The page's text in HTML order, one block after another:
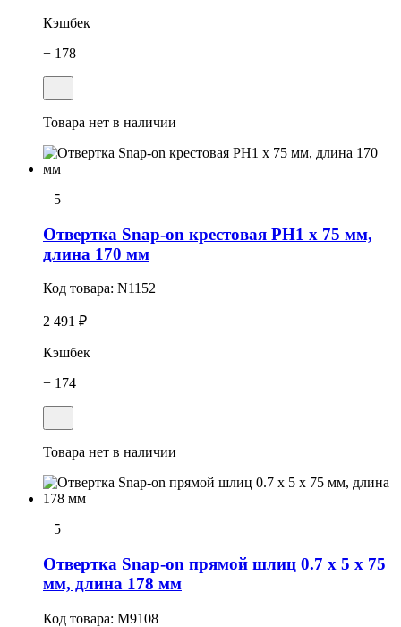
Кэшбек
+ 178
Товара нет в наличии
5
Отвертка Snap-on крестовая РН1 x 75 мм,
длина 170 мм
Код товара: N1152
2 491 ₽
Кэшбек
+ 174
Товара нет в наличии
5
Отвертка Snap-on прямой шлиц 0.7 x 5 x 75
мм, длина 178 мм
Код товара: M9108